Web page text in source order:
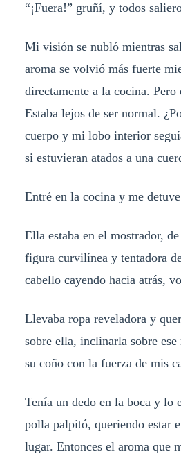
“¡Fuera!” gruñí, y todos
Mi visión se nubló mientras
aroma se volvió más fuerte
directamente a la cocina. Pero
Estaba lejos de ser normal.
cuerpo y mi lobo interior
si estuvieran atados a una
Entré en la cocina y me
Ella estaba en el mostrador,
figura curvilínea y tentadora
cabello cayendo hacia atrás,
Llevaba ropa reveladora y
sobre ella, inclinarla sobre
su coño con la fuerza de mis
Tenía un dedo en la boca y lo
polla palpitó, queriendo estar
lugar. Entonces el aroma que